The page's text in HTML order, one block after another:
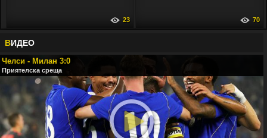
23 70
ВИДЕО
Челси - Милан 3:0
Приятелска среща